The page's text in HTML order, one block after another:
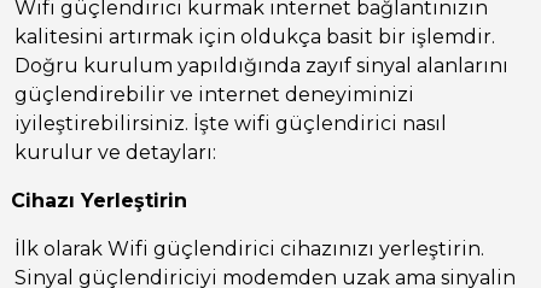
Wifi güçlendirici kurmak internet bağlantınızın
kalitesini artırmak için oldukça basit bir işlemdir.
Doğru kurulum yapıldığında zayıf sinyal alanlarını
güçlendirebilir ve internet deneyiminizi
iyileştirebilirsiniz. İşte wifi güçlendirici nasıl
kurulur ve detayları:
Cihazı Yerleştirin
İlk olarak Wifi güçlendirici cihazınızı yerleştirin.
Sinyal güçlendiriciyi modemden uzak ama sinyalin